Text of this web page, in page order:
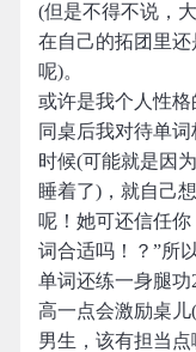
(但是不得不说，
在自己的拓团里
呢)。
或许是我个人性
同桌后我对待单
时候(可能就是因
睡着了)，就自己
呢！她可还信任
词合适吗！？”所
单词还练一身腿
高一点会激励桌
男生，该有担当点